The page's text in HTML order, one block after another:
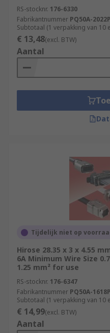
RS-stocknr. 176-6330
Fabrikantnummer PQ50A-
Subtotaal (1 verpakking van 10
€ 13,48(excl. BTW)
Aantal
Tijdelijk niet op
Hirose 28.35 x 3 x 4.55
6A Minimum Wire Size
1.25 mm² for use
RS-stocknr. 176-6347
Fabrikantnummer PQ50A-
Subtotaal (1 verpakking van 10
€ 14,99(excl. BTW)
Aantal